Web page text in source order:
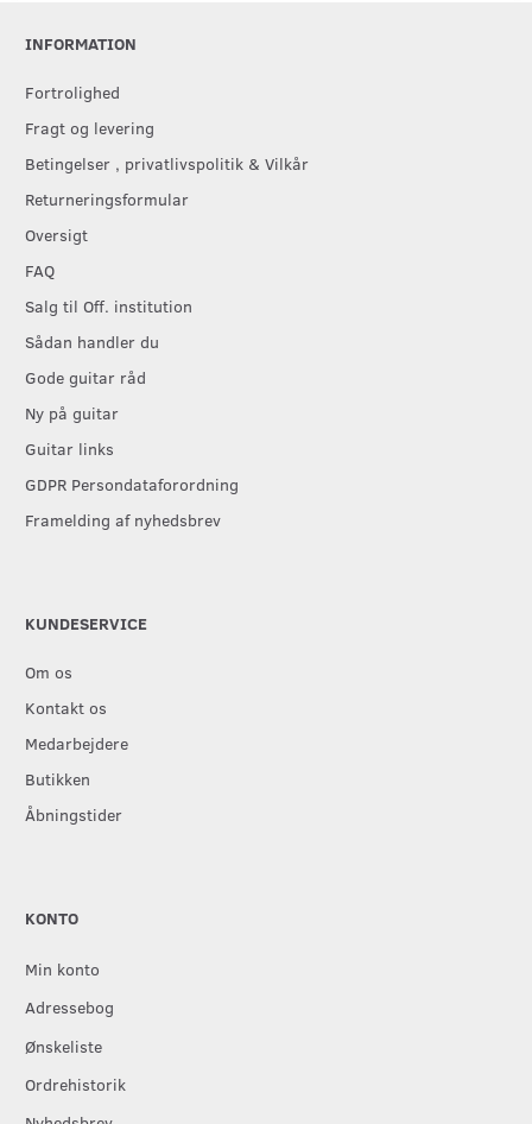
INFORMATION
Fortrolighed
Fragt og levering
Betingelser , privatlivspolitik & Vilkår
Returneringsformular
Oversigt
FAQ
Salg til Off. institution
Sådan handler du
Gode guitar råd
Ny på guitar
Guitar links
GDPR Persondataforordning
Framelding af nyhedsbrev
KUNDESERVICE
Om os
Kontakt os
Medarbejdere
Butikken
Åbningstider
KONTO
Min konto
Adressebog
Ønskeliste
Ordrehistorik